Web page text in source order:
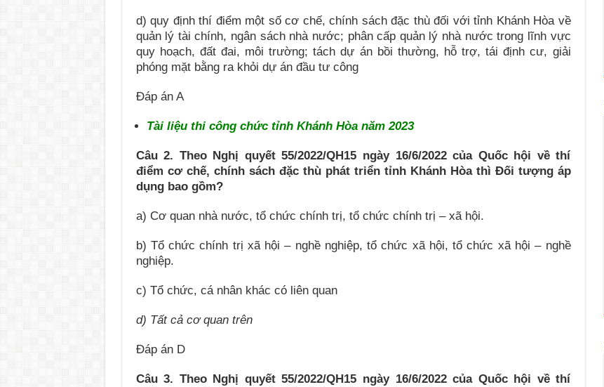
d) quy định thí điểm một số cơ chế, chính sách đặc thù đối với tỉnh Khánh Hòa về
quản lý tài chính, ngân sách nhà nước; phân cấp quản lý nhà nước trong lĩnh vực
quy hoạch, đất đai, môi trường; tách dự án bồi thường, hỗ trợ, tái định cư, giải
phóng mặt bằng ra khỏi dự án đầu tư công
Đáp án A
Tài liệu thi công chức tỉnh Khánh Hòa năm 2023
Câu 2. Theo Nghị quyết 55/2022/QH15 ngày 16/6/2022 của Quốc hội về thí
điểm cơ chế, chính sách đặc thù phát triển tỉnh Khánh Hòa thì Đối tượng áp
dụngbao gồm?
a) Cơ quan nhà nước, tổ chức chính trị, tổ chức chính trị – xã hội.
b) Tổ chức chính trị xã hội – nghề nghiệp, tổ chức xã hội, tổ chức xã hội – nghề
nghiệp.
c) Tổ chức, cá nhân khác có liên quan
d) Tất cả cơ quan trên
Đáp án D
Câu 3. Theo Nghị quyết 55/2022/QH15 ngày 16/6/2022 của Quốc hội về thí